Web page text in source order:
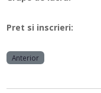
Pret si inscrieri:
Anterior